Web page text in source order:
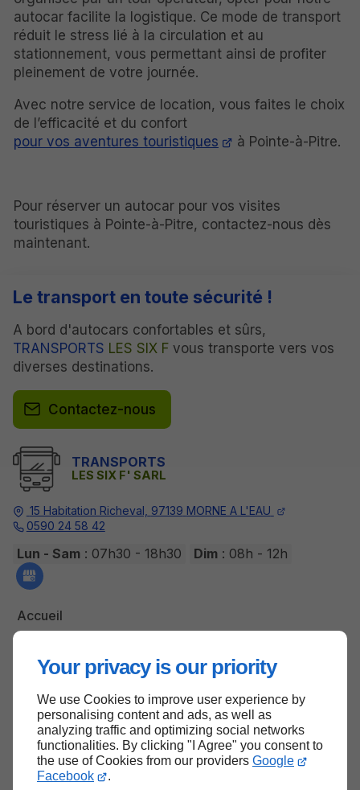
Your privacy is our priority
We use Cookies to improve user experience by
personalising content and ads, as well as
analyzing traffic and optimizing social networks
functionalities. By clicking "I Agree" you consent to
the use of Cookies from our providers Google
Facebook
.
autocar facilite la logistique. Ce mode de transport
réduit le stress lié à la circulation et au
stationnement, vous permettant ainsi de profiter
pleinement de votre journée.
Avec notre service de location, vous faites le choix
de l’efficacité et du confort
pour vos aventures touristiques
à Pointe-à-Pitre.
Pour réserver un autocar pour vos visites
touristiques à Pointe-à-Pitre, contactez-nous dès
maintenant.
TRANSPORTS
LES SIX F' SARL
15 Habitation Richeval, 97139 MORNE A L'EAU
0590 24 58 42
Lun - Sam : 07h30 - 18h30 Dim : 08h - 12h
Accueil
Mentions légales
Plan du site
Le transport en toute sécurité !
A bord d'autocars confortables et sûrs,
TRANSPORTS LES SIX F vous transporte vers vos
diverses destinations.
Contactez-nous
Haut de page